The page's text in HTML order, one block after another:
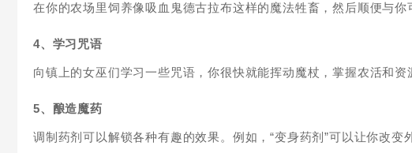
在你的农场里饲养像吸血鬼德古拉布这样的魔法牲畜，然后顺便与你
4、学习咒语
向镇上的女巫们学习一些咒语，你很快就能挥动魔杖，掌握农活和资
5、酿造魔药
调制药剂可以解锁各种有趣的效果。例如，“变身药剂”可以让你改变